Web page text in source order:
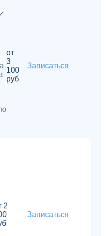
от
3
100
руб
Записаться
2
Записаться